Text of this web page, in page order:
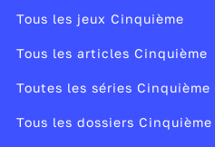
Tous les jeux Cinquième
Tous les articles Cinquième
Toutes les séries Cinquième
Tous les dossiers Cinquième